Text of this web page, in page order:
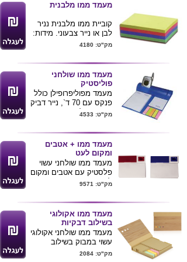
במיוחד. מידות המוצר:
20x9x2.5 ס"מ
מגיע בצבעים שחור ולבן
ניתן להדפיס לוגו של
הלקוח
מעמד ממו מלבנית
קוביית ממו מלבנית נניר
לבן או נייר צבעוני. מידות:
15*10
מק"ט: 4180
מעמד ממו שולחני
פוליסטיק
מעמד מפוליפרופילן כולל
פנקס עם 70 ד`, נייר דביק
25 ד`, דגלונים זוהרים,
ולטל` נייד. הדפסה ע"ג
המוצר צבע 1 - פרוצס
מידות: 20.4x17 ס"מ.
מחיר מתייחס ל-1000
יחידות .
מק"ט: 4533
מעמד ממו + אטבים
ומקום לעט
מעמד ממו שולחני עשוי
פלסטיק עם אטבים ומקום
לעט .
ניתן להדפיס לוגו ע"ג
המעמד .
מק"ט: 9571
מעמד ממו אקולוגי
בשילוב דבקיות
מעמד ממו שולחני אקולוגי
עשוי במבוק בשילוב
דבקיות וסימניות ממוחזרים
מק"ט: 2084